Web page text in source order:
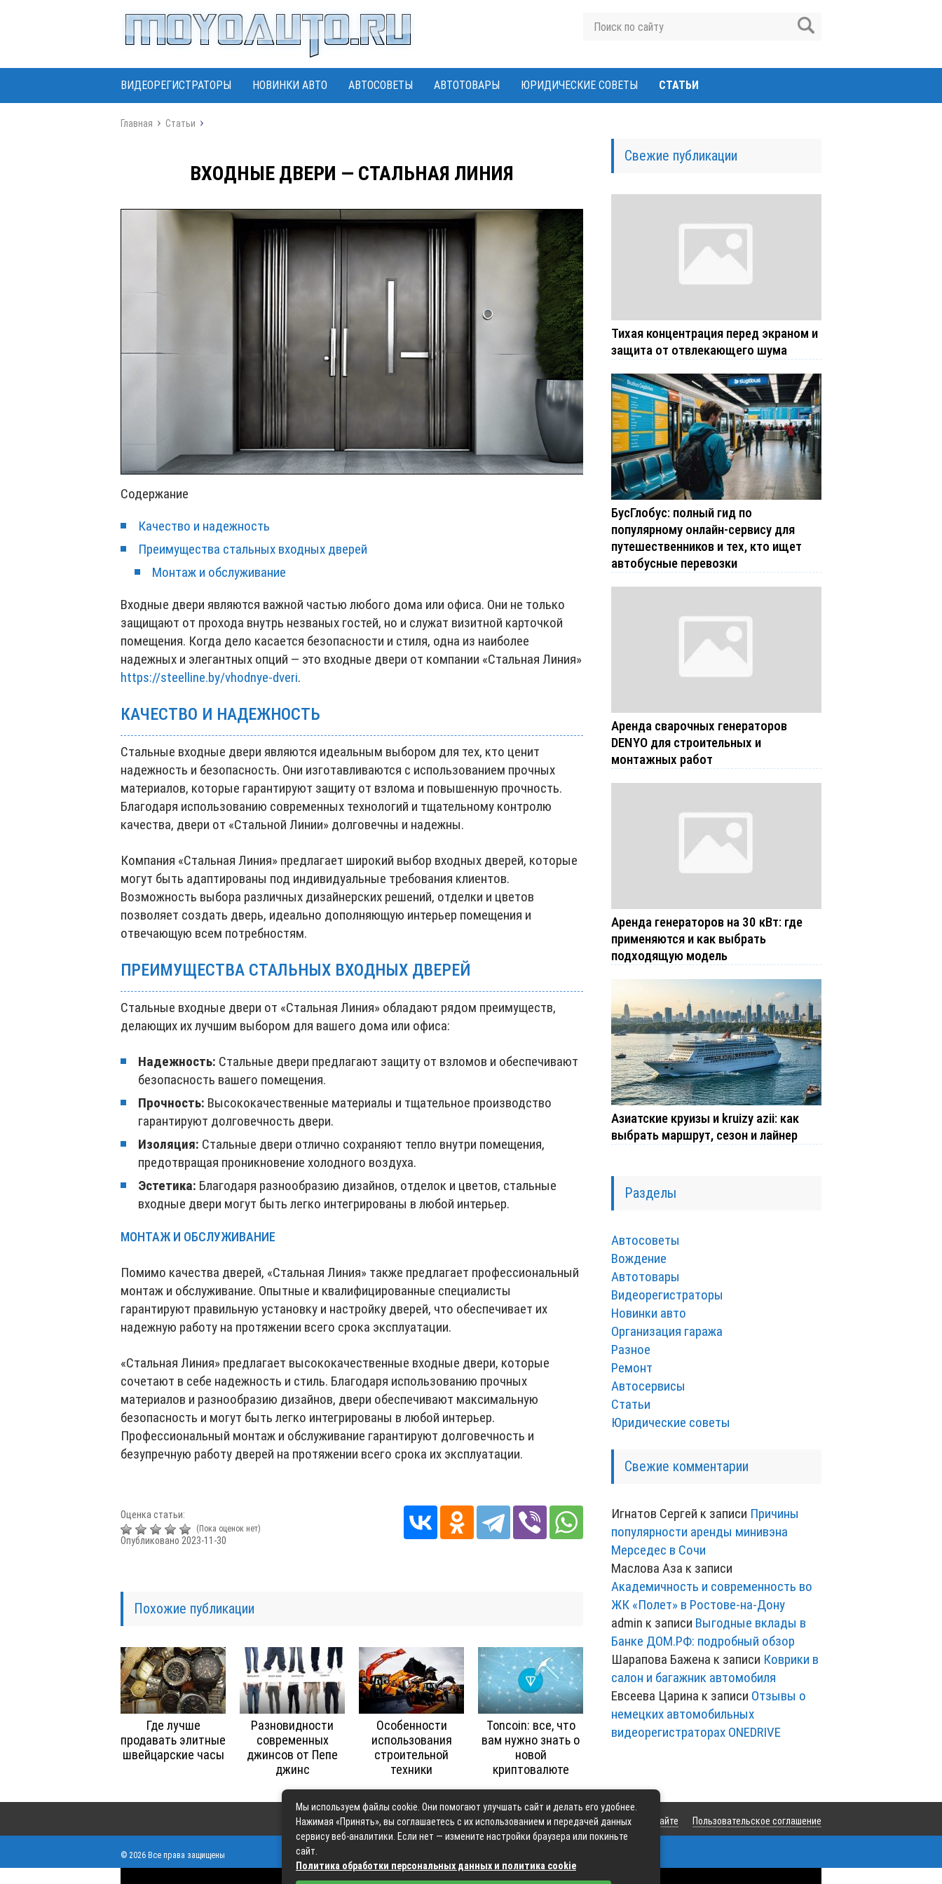
ВИДЕОРЕГИСТРАТОРЫ НОВИНКИ АВТО АВТОСОВЕТЫ АВТОТОВАРЫ ЮРИДИЧЕСКИЕ СОВЕТЫ СТАТЬИ
Главная Статьи
ВХОДНЫЕ ДВЕРИ — СТАЛЬНАЯ ЛИНИЯ
Содержание
Качество и надежность
Преимущества стальных входных дверей
Монтаж и обслуживание
Входные двери являются важной частью любого дома или офиса. Они не только
защищают от прохода внутрь незваных гостей, но и служат визитной карточкой
помещения. Когда дело касается безопасности и стиля, одна из наиболее
надежных и элегантных опций — это входные двери от компании «Стальная Линия»
https://steelline.by/vhodnye-dveri.
КАЧЕСТВО И НАДЕЖНОСТЬ
Стальные входные двери являются идеальным выбором для тех, кто ценит
надежность и безопасность. Они изготавливаются с использованием прочных
материалов, которые гарантируют защиту от взлома и повышенную прочность.
Благодаря использованию современных технологий и тщательному контролю
качества, двери от «Стальной Линии» долговечны и надежны.
Компания «Стальная Линия» предлагает широкий выбор входных дверей, которые
могут быть адаптированы под индивидуальные требования клиентов.
Возможность выбора различных дизайнерских решений, отделки и цветов
позволяет создать дверь, идеально дополняющую интерьер помещения и
отвечающую всем потребностям.
ПРЕИМУЩЕСТВА СТАЛЬНЫХ ВХОДНЫХ ДВЕРЕЙ
Стальные входные двери от «Стальная Линия» обладают рядом преимуществ,
делающих их лучшим выбором для вашего дома или офиса:
Надежность: Стальные двери предлагают защиту от взломов и обеспечивают
безопасность вашего помещения.
Прочность: Высококачественные материалы и тщательное производство
гарантируют долговечность двери.
Изоляция: Стальные двери отлично сохраняют тепло внутри помещения,
предотвращая проникновение холодного воздуха.
Эстетика: Благодаря разнообразию дизайнов, отделок и цветов, стальные
входные двери могут быть легко интегрированы в любой интерьер.
МОНТАЖ И ОБСЛУЖИВАНИЕ
Помимо качества дверей, «Стальная Линия» также предлагает профессиональный
монтаж и обслуживание. Опытные и квалифицированные специалисты
гарантируют правильную установку и настройку дверей, что обеспечивает их
надежную работу на протяжении всего срока эксплуатации.
«Стальная Линия» предлагает высококачественные входные двери, которые
сочетают в себе надежность и стиль. Благодаря использованию прочных
материалов и разнообразию дизайнов, двери обеспечивают максимальную
безопасность и могут быть легко интегрированы в любой интерьер.
Профессиональный монтаж и обслуживание гарантируют долговечность и
безупречную работу дверей на протяжении всего срока их эксплуатации.
Оценка статьи:
(Пока оценок нет)
Опубликовано 2023-11-30
Похожие публикации
Где лучше
продавать элитные
швейцарские часы
Разновидности
современных
джинсов от Пепе
джинс
Особенности
использования
строительной
техники
Toncoin: все, что
вам нужно знать о
новой
криптовалюте
Свежие публикации
Тихая концентрация перед экраном и
защита от отвлекающего шума
БусГлобус: полный гид по
популярному онлайн-сервису для
путешественников и тех, кто ищет
автобусные перевозки
Аренда сварочных генераторов
DENYO для строительных и
монтажных работ
Аренда генераторов на 30 кВт: где
применяются и как выбрать
подходящую модель
Азиатские круизы и kruizy azii: как
выбрать маршрут, сезон и лайнер
Разделы
Автосоветы
Вождение
Автотовары
Видеорегистраторы
Новинки авто
Организация гаража
Разное
Ремонт
Автосервисы
Статьи
Юридические советы
Свежие комментарии
Игнатов Сергей к записи Причины
популярности аренды минивэна
Мерседес в Сочи
Маслова Аза к записи
Академичность и современность во
ЖК «Полет» в Ростове-на-Дону
admin к записи Выгодные вклады в
Банке ДОМ.РФ: подробный обзор
Шарапова Бажена к записи Коврики в
салон и багажник автомобиля
Евсеева Царина к записи Отзывы о
немецких автомобильных
видеорегистраторах ONEDRIVE
Контакты Карта сайта О сайте Пользовательское соглашение
© 2026 Все права защищены
Мы используем файлы cookie. Они помогают улучшать сайт и делать его удобнее.
Нажимая «Принять», вы соглашаетесь с их использованием и передачей данных
сервису веб-аналитики. Если нет — измените настройки браузера или покиньте
сайт.
Политика обработки персональных данных и политика cookie